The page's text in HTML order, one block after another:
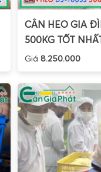
CÂN HEO GIA
500KG TỐT
Giá 8.250.000